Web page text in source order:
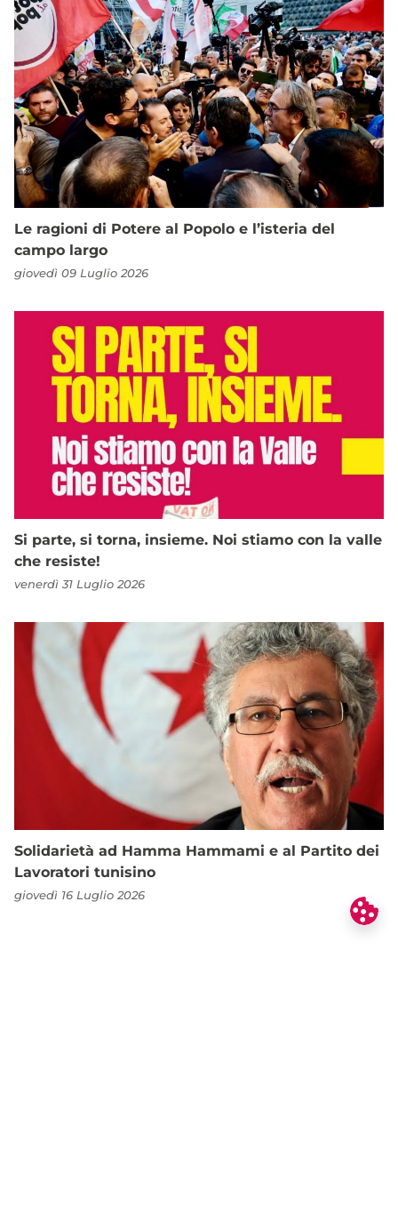
Le ragioni di Potere al Popolo e l’isteria del
campo largo
giovedì 09 Luglio 2026
Si parte, si torna, insieme. Noi stiamo con la valle
che resiste!
venerdì 31 Luglio 2026
Solidarietà ad Hamma Hammami e al Partito dei
Lavoratori tunisino
giovedì 16 Luglio 2026